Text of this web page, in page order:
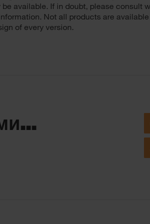
available. If in doubt, please consult
Not all products are
of every version.